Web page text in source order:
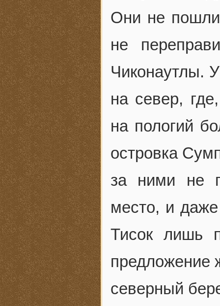
Они не пошли
не
Чиконаутлы.
на север,
на пологий
островка
за ними не
место, и
Тисок лишь
предложение
северный